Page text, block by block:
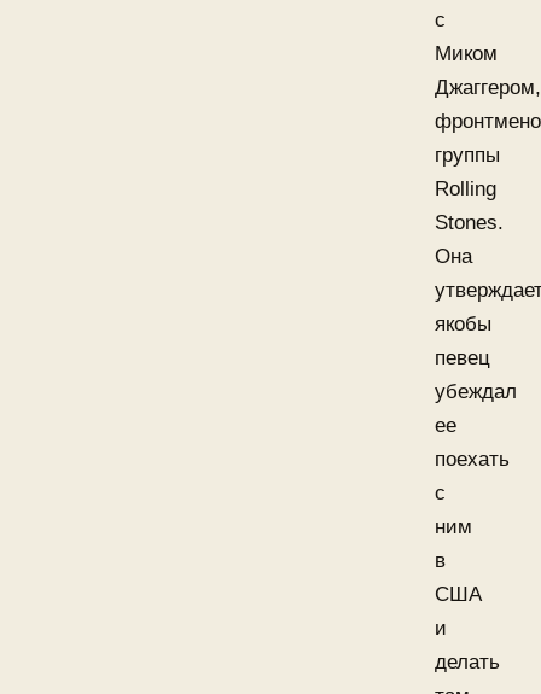
с
Миком
Джаггером,
группы
Rolling
Stones.
Она
якобы
певец
убеждал
ее
поехать
с
ним
в
США
и
делать